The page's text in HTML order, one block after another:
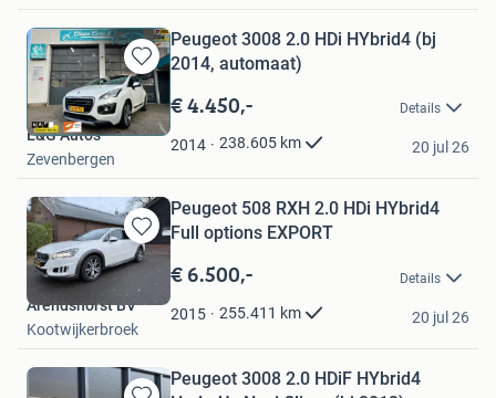
Bewaren
in
Mijn
Favorieten
Peugeot 3008 2.0 HDi HYbrid4 (bj
2014, automaat)
€ 4.450,- Details
2014 238.605 km
E&G Auto's
Zevenbergen
20 jul 26
Bewaren
in
Mijn
Favorieten
Peugeot 508 RXH 2.0 HDi HYbrid4
Full options EXPORT
€ 6.500,- Details
2015 255.411 km
Arendshorst BV
Kootwijkerbroek
20 jul 26
Peugeot 3008 2.0 HDiF HYbrid4